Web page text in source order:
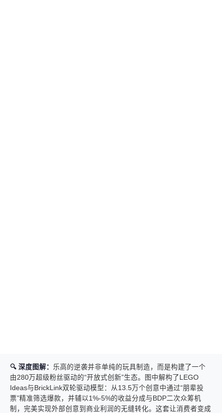
🔍 深度图解： 乐高的逆袭并非单纯的玩具制造，而是构建了一个
由280万超级粉丝驱动的“开放式创新”生态。图中解构了LEGO
Ideas与BrickLink双轮驱动模型：从13.5万个创意中通过“朋辈投
票”精准筛选爆款，并辅以1%-5%的收益分成与BDP二次众筹机
制，完美实现外部创意到商业利润的无缝转化。这套让消费者变成